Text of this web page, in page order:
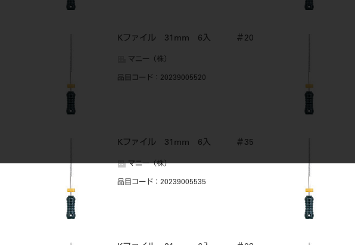
Kファイル 31mm 6入 ＃20
マニー（株）
品目コード ：20239005520
Kファイル 31mm 6入 ＃35
マニー（株）
品目コード ：20239005535